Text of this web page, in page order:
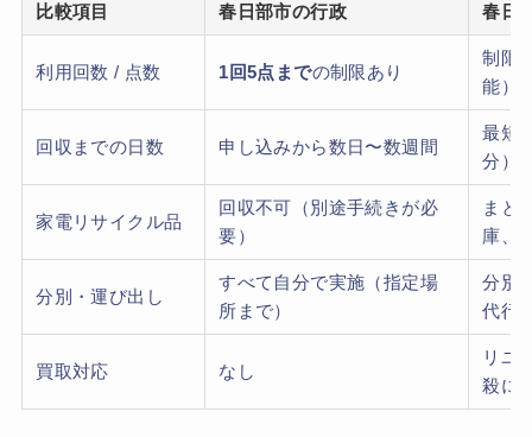
比較項目 春日部市の行政 春日
利用回数 / 点数 1回5点までの制限あり
制限
能）
回収までの日数 申し込みから数日〜数週間
最短
分）
家電リサイクル品
回収不可（別途手続きが必
要）
まと
庫、
分別・運び出し
すべて自分で実施（指定場
所まで）
分別
代行
買取対応 なし
リユ
殺に